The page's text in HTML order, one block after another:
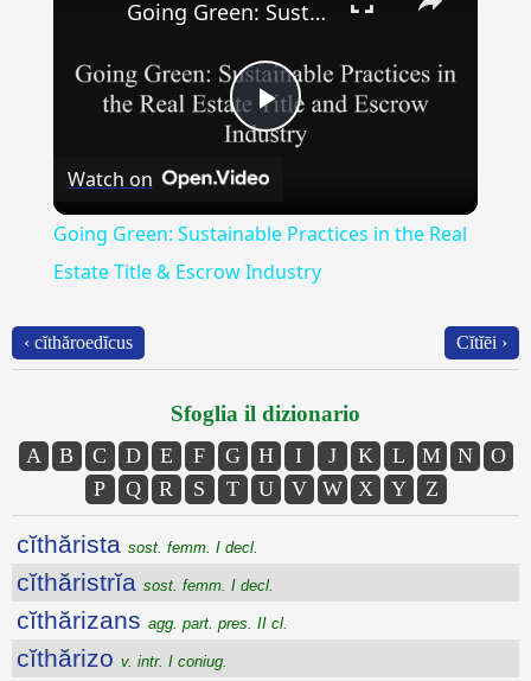
Play
Going Green: Sustainable Practices in the Real Estate Title & Escrow Industry
Watch on
Going Green: Sustainable Practices in the Real
Estate Title & Escrow Industry
‹ cĭthăroedĭcus Cĭtĭēi ›
Sfoglia il dizionario
A B C D E F G H I J K L M N
O
P
Q R S T U V W X Y Z
cĭthărista sost. femm. I decl.
cĭthăristrĭa sost. femm. I decl.
cĭthărizans agg. part. pres. II cl.
cĭthărizo v. intr. I coniug.